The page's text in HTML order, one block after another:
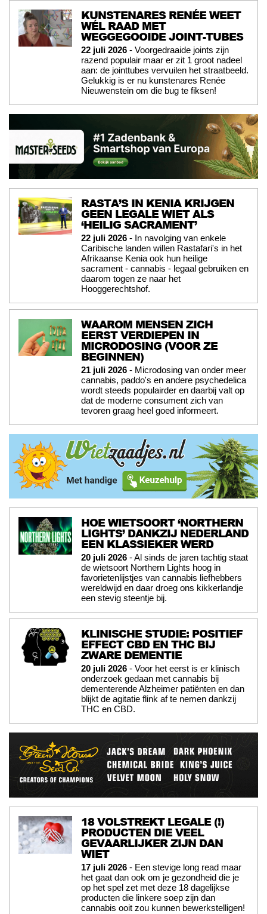
KUNSTENARES RENÉE WEET
WÉL RAAD MET
WEGGEGOOIDE JOINT-TUBES
22 juli 2026 - Voorgedraaide joints zijn
razend populair maar er zit 1 groot nadeel
aan: de jointtubes vervuilen het straatbeeld.
Gelukkig is er nu kunstenares Renée
Nieuwenstein om die bug te fiksen!
RASTA’S IN KENIA KRIJGEN
GEEN LEGALE WIET ALS
‘HEILIG SACRAMENT’
22 juli 2026 - In navolging van enkele
Caribische landen willen Rastafari's in het
Afrikaanse Kenia ook hun heilige
sacrament - cannabis - legaal gebruiken en
daarom togen ze naar het
Hooggerechtshof.
WAAROM MENSEN ZICH
EERST VERDIEPEN IN
MICRODOSING (VOOR ZE
BEGINNEN)
21 juli 2026 - Microdosing van onder meer
cannabis, paddo's en andere psychedelica
wordt steeds populairder en daarbij valt op
dat de moderne consument zich van
tevoren graag heel goed informeert.
HOE WIETSOORT ‘NORTHERN
LIGHTS’ DANKZIJ NEDERLAND
EEN KLASSIEKER WERD
20 juli 2026 - Al sinds de jaren tachtig staat
de wietsoort Northern Lights hoog in
favorietenlijstjes van cannabis liefhebbers
wereldwijd en daar droeg ons kikkerlandje
een stevig steentje bij.
KLINISCHE STUDIE: POSITIEF
EFFECT CBD EN THC BIJ
ZWARE DEMENTIE
20 juli 2026 - Voor het eerst is er klinisch
onderzoek gedaan met cannabis bij
dementerende Alzheimer patiënten en dan
blijkt de agitatie flink af te nemen dankzij
THC en CBD.
18 VOLSTREKT LEGALE (!)
PRODUCTEN DIE VEEL
GEVAARLIJKER ZIJN DAN
WIET
17 juli 2026 - Een stevige long read maar
het gaat dan ook om je gezondheid die je
op het spel zet met deze 18 dagelijkse
producten die linkere soep zijn dan
cannabis ooit zou kunnen bewerkstelligen!